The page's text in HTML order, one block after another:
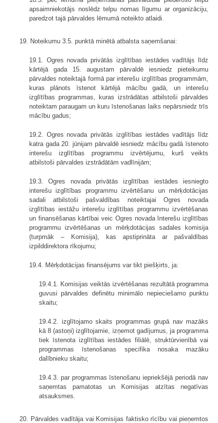
apsaimniekotājs noslēdz telpu nomas līgumu ar organizāciju,
paredzot tajā pārvaldes lēmumā noteikto atlaidi.
19. Noteikumu 3.5. punktā minētā atbalsta saņemšanai:
19.1. Ogres novada privātās izglītības iestādes vadītājs līdz
kārtējā gada 15. augustam pārvaldē iesniedz pieteikumu
pārvaldes noteiktajā formā par interešu izglītības programmām,
kuras plānots īstenot kārtējā mācību gadā, un interešu
izglītības programmas, kuras izstrādātas atbilstoši pārvaldes
noteiktam paraugam un kuru īstenošanas laiks nepārsniedz trīs
mācību gadus;
19.2. Ogres novada privātās izglītības iestādes vadītājs līdz
katra gada 20. jūnijam pārvaldē iesniedz mācību gadā īstenoto
interešu izglītības programmu izvērtējumu, kurš veikts
atbilstoši pārvaldes izstrādātām vadlīnijām;
19.3. Ogres novada privātās izglītības iestādes iesniegto
interešu izglītības programmu izvērtēšanu un mērķdotācijas
sadali atbilstoši pašvaldības noteiktajai Ogres novada
izglītības iestāžu interešu izglītības programmu izvērtēšanas
un finansēšanas kārtībai veic Ogres novada Interešu izglītības
programmu izvērtēšanas un mērķdotācijas sadales komisija
(turpmāk – Komisija), kas apstiprināta ar pašvaldības
izpilddirektora rīkojumu;
19.4. Mērķdotācijas finansējums var tikt piešķirts, ja:
19.4.1. Komisijas veiktās izvērtēšanas rezultātā programma
guvusi pārvaldes definētu minimālo nepieciešamo punktu
skaitu;
19.4.2. izglītojamo skaits programmas grupā nav mazāks
kā 8 (astoņi) izglītojamie, izņemot gadījumus, ja programma
tiek īstenota izglītības iestādes filiālē, struktūrvienībā vai
programmas īstenošanas specifika nosaka mazāku
dalībnieku skaitu;
19.4.3. par programmas īstenošanu iepriekšējā periodā nav
saņemtas pamatotas un Komisijas atzītas negatīvas
atsauksmes.
20. Pārvaldes vadītāja vai Komisijas faktisko rīcību vai pieņemtos